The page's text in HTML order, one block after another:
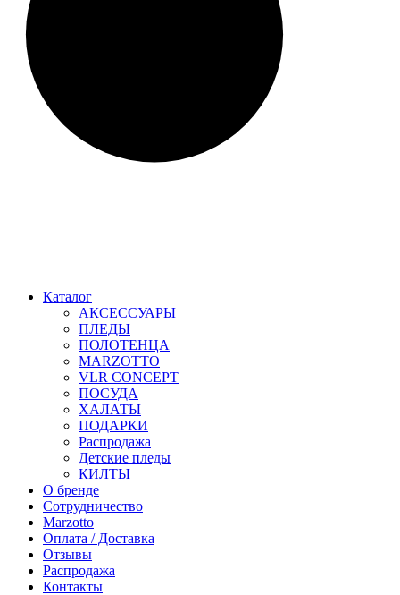
Каталог
АКСЕССУАРЫ
ПЛЕДЫ
ПОЛОТЕНЦА
MARZOTTO
VLR CONCEPT
ПОСУДА
ХАЛАТЫ
ПОДАРКИ
Распродажа
Детские пледы
КИЛТЫ
О бренде
Сотрудничество
Marzotto
Оплата / Доставка
Отзывы
Распродажа
Контакты